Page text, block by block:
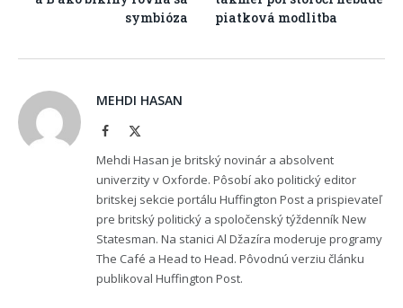
symbióza
piatková modlitba
MEHDI HASAN
Facebook
Mehdi Hasan je britský novinár a absolvent
univerzity v Oxforde. Pôsobí ako politický editor
britskej sekcie portálu Huffington Post a prispievateľ
pre britský politický a spoločenský týždenník New
Statesman. Na stanici Al Džazíra moderuje programy
The Café a Head to Head. Pôvodnú verziu článku
publikoval Huffington Post.